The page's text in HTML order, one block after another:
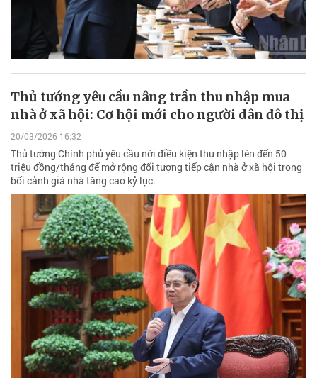
Thủ tướng yêu cầu nâng trần thu nhập mua
nhà ở xã hội: Cơ hội mới cho người dân đô thị
20/03/2026 16:32
Thủ tướng Chính phủ yêu cầu nới điều kiện thu nhập lên đến 50
triệu đồng/tháng để mở rộng đối tượng tiếp cận nhà ở xã hội trong
bối cảnh giá nhà tăng cao kỷ lục.